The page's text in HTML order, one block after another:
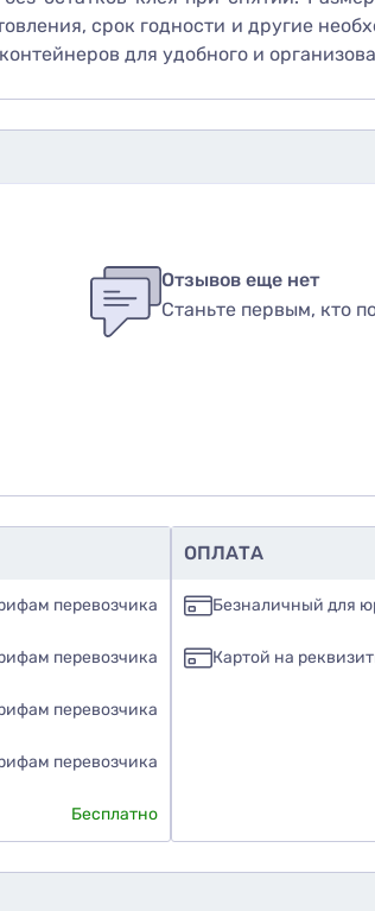
срок годности и другие
для удобного и
товар
Отзывов еще нет
Станьте первым, кто
перевозчика
перевозчика
перевозчика
перевозчика
Бесплатно
ОПЛАТА
Безналичный для
Картой на